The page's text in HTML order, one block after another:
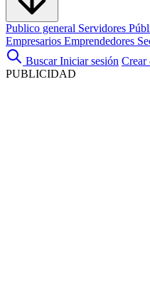
Publico general Servidores
Empresarios Emprendedores
Buscar Iniciar sesión Crear
PUBLICIDAD